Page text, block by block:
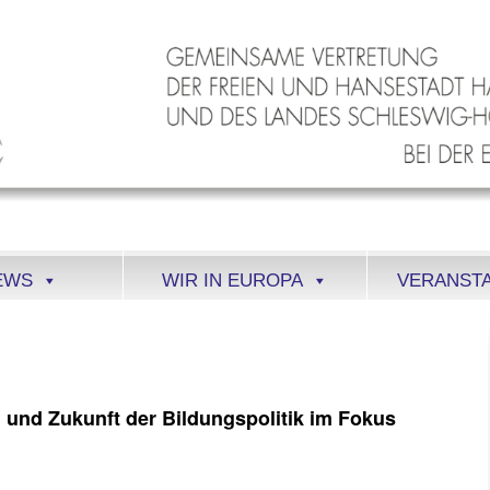
WIR IN EUROPA
Zukunft der Bildungspolitik im Fokus